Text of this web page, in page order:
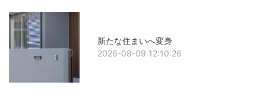
新たな住まいへ変身
2026-08-09 12:10:26